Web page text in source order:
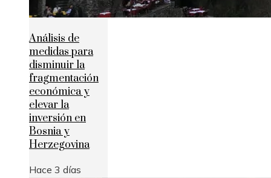
Análisis de
medidas para
disminuir la
fragmentación
económica y
elevar la
inversión en
Bosnia y
Herzegovina
Hace 3 días